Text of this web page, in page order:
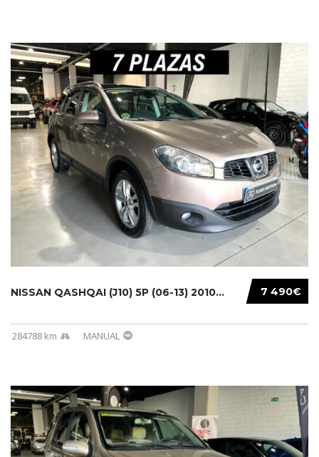
7 490€
NISSAN QASHQAI (J10) 5P (06-13) 2010...
284788 km MANUAL